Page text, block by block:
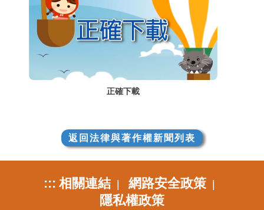
正確下載
返回法律與著作權新聞列表
::: 相關連結| 網路安全政策|
隱私權政策